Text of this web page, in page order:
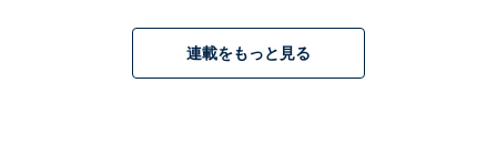
連載をもっと見る